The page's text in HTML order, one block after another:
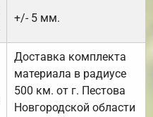
+/- 5 мм.
Доставка комплекта
материала в радиусе
500 км. от г. Пестова
Новгородской области